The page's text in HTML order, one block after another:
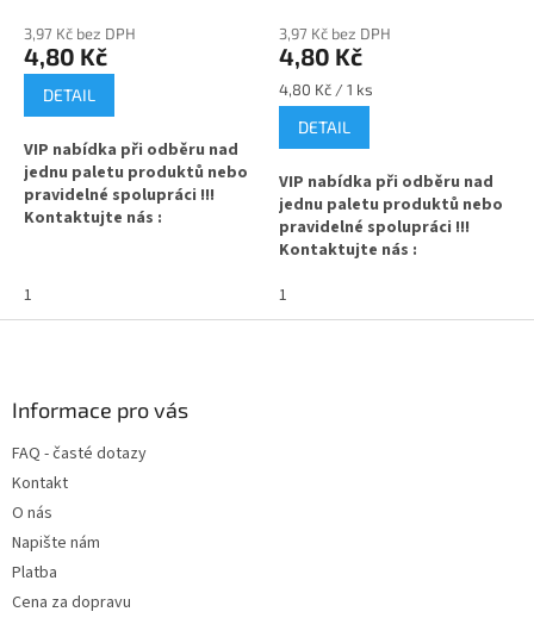
3,97 Kč bez DPH
4,80 Kč
DETAIL
VIP nabídka při odběru nad
jednu paletu produktů nebo
pravidelné spolupráci !!!
Kontaktujte nás :
✅
skleněné lékovky
✅ Plastová vložka pro tepelné
indukční víčkování
✅ Objednávejte z kategorie
víček na lékovky
✅ Víčko skladem a ihned k
odeslání!
1
3,97 Kč bez DPH
4,80 Kč
Měrná
cena:
4,80 Kč / 1 ks
DETAIL
VIP nabídka při odběru nad
jednu paletu produktů nebo
pravidelné spolupráci !!!
Kontaktujte nás :
✅
skleněné lékovky
1
Informace pro vás
FAQ - časté dotazy
Kontakt
O nás
Napište nám
Platba
Cena za dopravu